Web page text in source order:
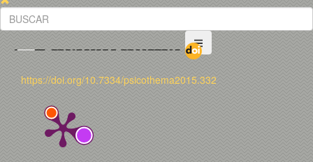
https://doi.org/10.7334/psicothema2015.332